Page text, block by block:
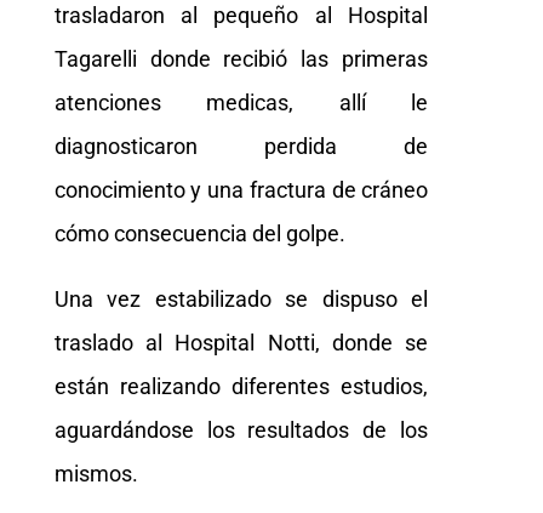
trasladaron al pequeño al Hospital
Tagarelli donde recibió las primeras
atenciones medicas, allí le
diagnosticaron perdida de
conocimiento y una fractura de cráneo
cómo consecuencia del golpe.
Una vez estabilizado se dispuso el
traslado al Hospital Notti, donde se
están realizando diferentes estudios,
aguardándose los resultados de los
mismos.